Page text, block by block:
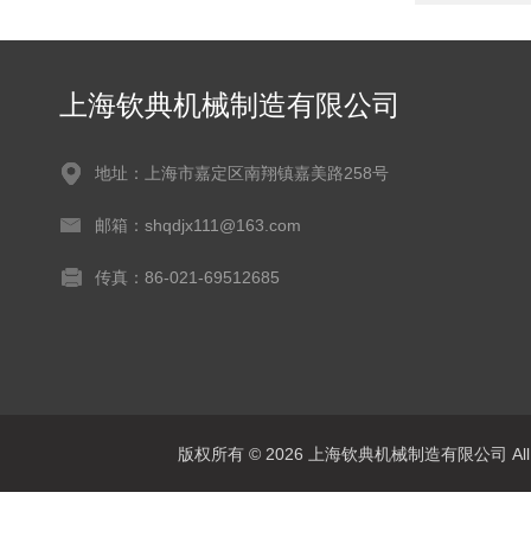
上海钦典机械制造有限公司
地址：上海市嘉定区南翔镇嘉美路258号
邮箱：shqdjx111@163.com
传真：86-021-69512685
版权所有 © 2026 上海钦典机械制造有限公